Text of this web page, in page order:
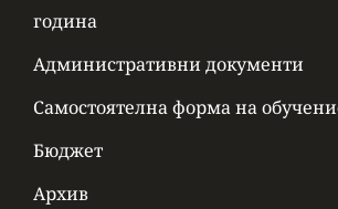
година
Административни документи
Самостоятелна форма на
Бюджет
Архив